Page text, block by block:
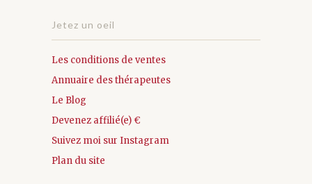
Jetez un oeil
Les conditions de ventes
Annuaire des thérapeutes
Le Blog
Devenez affilié(e) €
Suivez moi sur Instagram
Plan du site